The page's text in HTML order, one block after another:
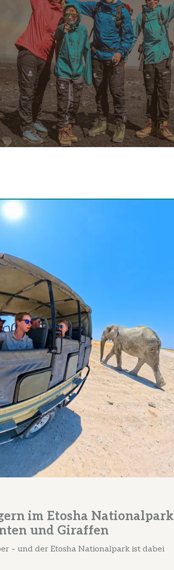
im Etosha Nationalpark
und Giraffen
– und der Etosha Nationalpark ist dabei